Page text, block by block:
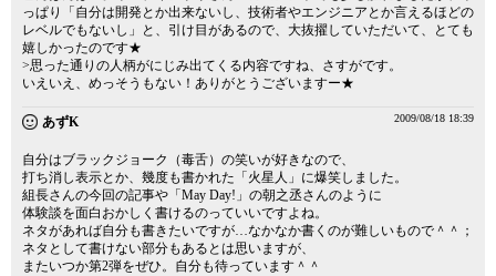
っぱり「自分は開発とか出来ないし、技術者やエンジニアとか言えるほどの
レベルでもないし」と、引け目があるので、大抜擢していただいて、とても
嬉しかったのです★
>思った通りの人柄がにじみ出てくる内容ですね、さすがです。
いえいえ、めっそうもない！ありがとうございますー★
あずK 2009/08/18 18:39
自分はブラックジョーク（毒舌）の笑いが好きなので、
打ち消し表示とか、幾度も書かれた「火星人」に爆笑しました。
組長さんの今回の記事や「May Day!」の朝之丞さんのように
体験談を面白おかしく書けるのっていいですよね。
ネタがあれば自分も書きたいですが…なかなか書くのが難しいもので＾＾；
ネタとして書けない部分もあるとは思いますが、
またいつか第2弾をぜひ。自分も待っています＾＾